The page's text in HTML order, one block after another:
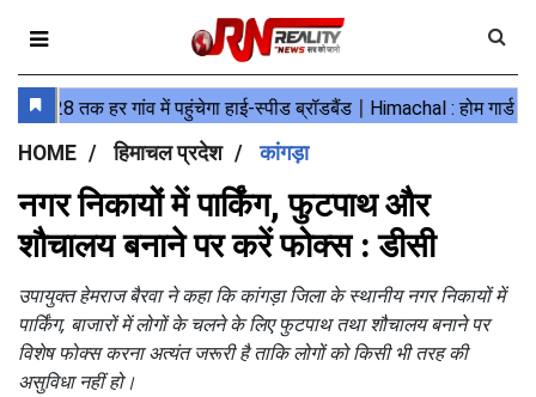
HOME हिमाचल प्रदेश कांगड़ा
नगर निकायों में पार्किंग, फुटपाथ और
शौचालय बनाने पर करें फोक्स : डीसी
उपायुक्त हेमराज बैरवा ने कहा कि कांगड़ा जिला के स्थानीय नगर निकायों में
पार्किंग, बाजारों में लोगों के चलने के लिए फुटपाथ तथा शौचालय बनाने पर
विशेष फोक्स करना अत्यंत जरूरी है ताकि लोगों को किसी भी तरह की
असुविधा नहीं हो।